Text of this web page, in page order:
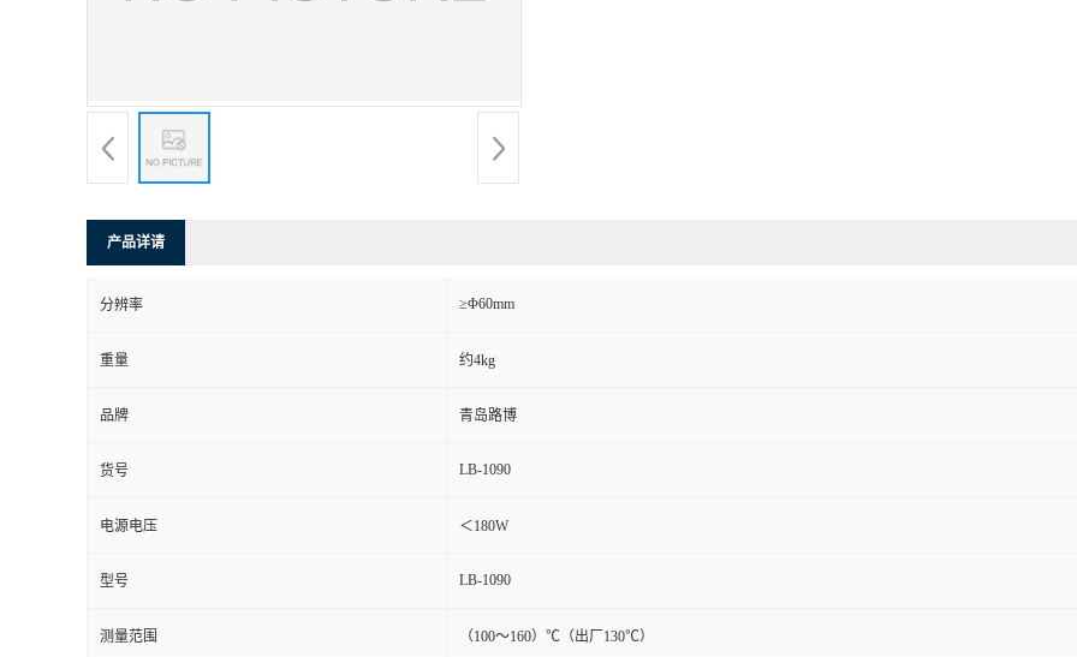
产品详请
分辨率 ≥Φ60mm
重量 约4kg
品牌 青岛路博
货号 LB-1090
电源电压 ＜180W
型号 LB-1090
测量范围 （100～160）℃（出厂130℃）